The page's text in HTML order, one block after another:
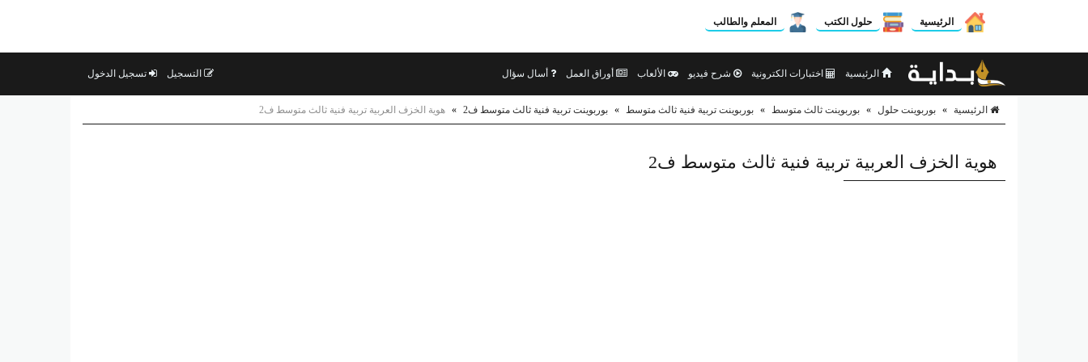
الرئيسية حلول الكتب المعلم والطالب
الرئيسية اختبارات الكترونية شرح فيديو الألعاب أوراق العمل أسال سؤال التسجيل تسجيل الدخول
الرئيسية » بوربوينت حلول » بوربوينت ثالث متوسط » بوربوينت تربية فنية ثالث متوسط » بوربوينت تربية فنية ثالث متوسط ف2 » هوية الخزف العربية تربية فنية ثالث متوسط ف2
هوية الخزف العربية تربية فنية ثالث متوسط ف2